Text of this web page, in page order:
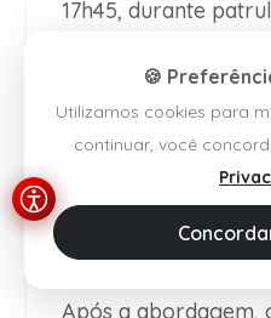
17h45, durante
visualizaram um
direção perigosa e,
presença da
dispensando uma
durante o
Após a abordagem,
🍪
Utilizamos cookies para
continuar, você